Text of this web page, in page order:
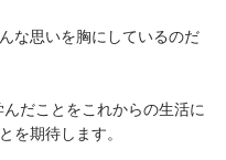
な思いを胸にしているのだ
だことをこれからの生活に
を期待します。